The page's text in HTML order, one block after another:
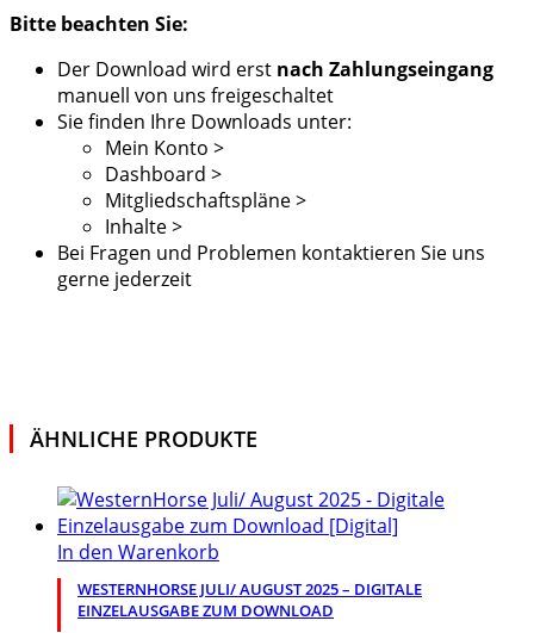
Bitte beachten Sie:
Der Download wird erst nach Zahlungseingang
manuell von uns freigeschaltet
Sie finden Ihre Downloads unter:
Mein Konto >
Dashboard >
Mitgliedschaftspläne >
Inhalte >
Bei Fragen und Problemen kontaktieren Sie uns
gerne jederzeit
ÄHNLICHE PRODUKTE
In den Warenkorb
WESTERNHORSE JULI/ AUGUST 2025 – DIGITALE
EINZELAUSGABE ZUM DOWNLOAD